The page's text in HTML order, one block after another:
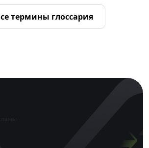
термины глоссария